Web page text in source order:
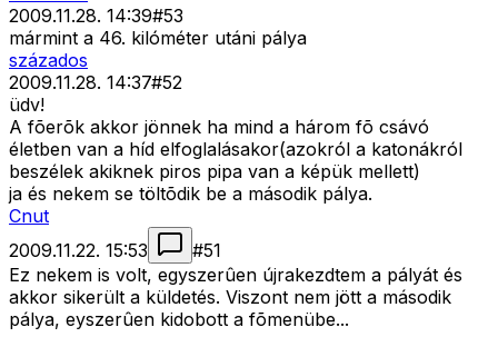
2009.11.28. 14:39#53
mármint a 46. kilóméter utáni pálya
százados
2009.11.28. 14:37#52
üdv!
A fõerõk akkor jönnek ha mind a három fõ csávó
életben van a híd elfoglalásakor(azokról a katonákról
beszélek akiknek piros pipa van a képük mellett)
ja és nekem se töltõdik be a második pálya.
Cnut
2009.11.22. 15:53
#51
Ez nekem is volt, egyszerûen újrakezdtem a pályát és
akkor sikerült a küldetés. Viszont nem jött a második
pálya, eyszerûen kidobott a fõmenübe...